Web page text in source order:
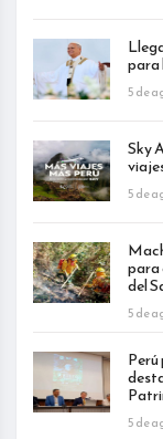
para
5 de
Sky
5 de
para
del
5 de
5 de